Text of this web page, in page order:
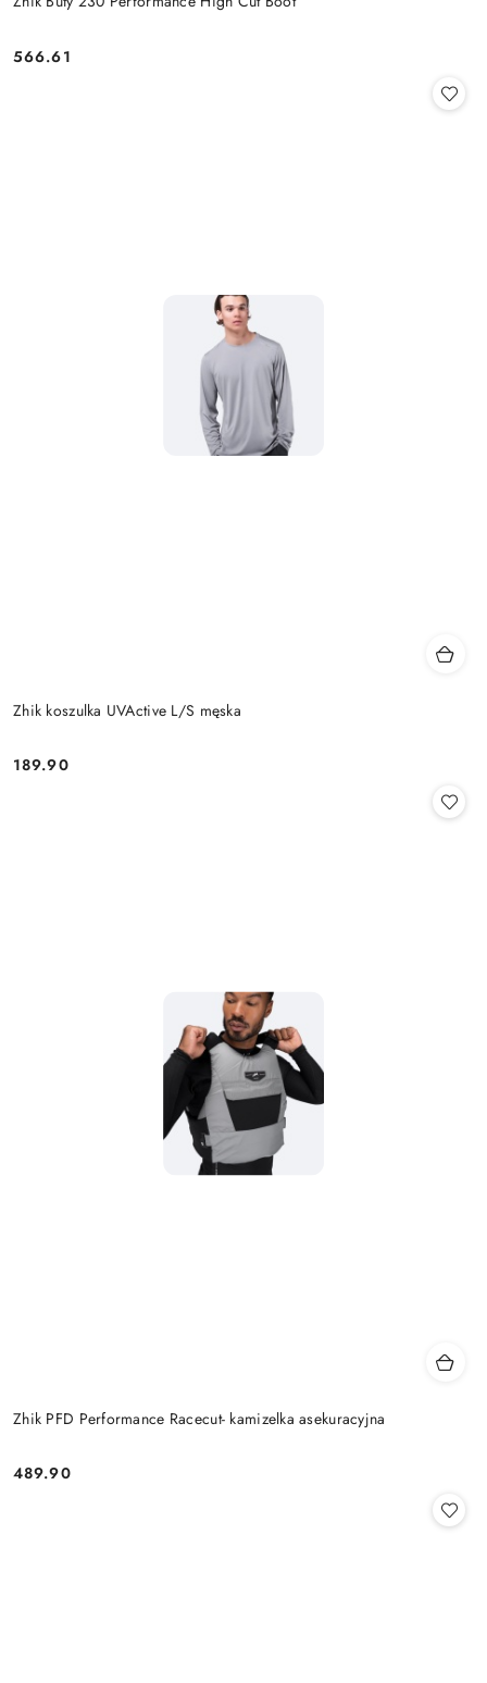
Cena:
566.61
Zhik koszulka UVActive L/S męska
Cena:
189.90
Zhik PFD Performance Racecut- kamizelka asekuracyjna
Cena:
489.90